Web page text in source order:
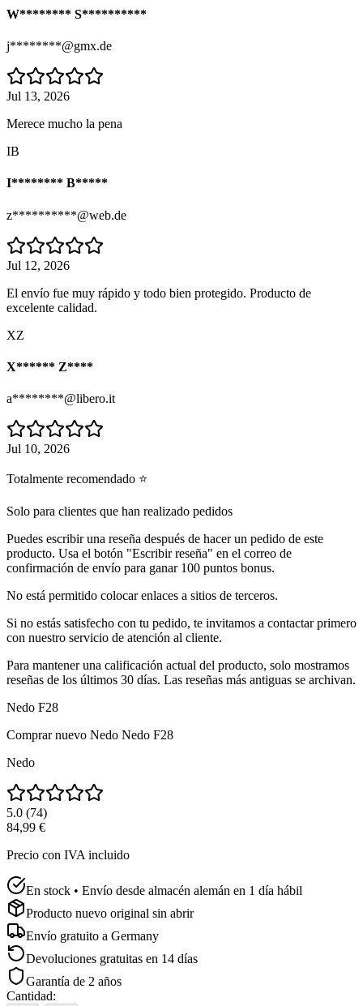
W******** S**********
j********@gmx.de
Jul 13, 2026
Merece mucho la pena
IB
I******** B*****
z**********@web.de
Jul 12, 2026
El envío fue muy rápido y todo bien protegido. Producto de
excelente calidad.
XZ
X****** Z****
a********@libero.it
Jul 10, 2026
Totalmente recomendado ⭐
Solo para clientes que han realizado pedidos
Puedes escribir una reseña después de hacer un pedido de este
producto. Usa el botón "Escribir reseña" en el correo de
confirmación de envío para ganar 100 puntos bonus.
No está permitido colocar enlaces a sitios de terceros.
Si no estás satisfecho con tu pedido, te invitamos a contactar primero
con nuestro servicio de atención al cliente.
Para mantener una calificación actual del producto, solo mostramos
reseñas de los últimos 30 días. Las reseñas más antiguas se archivan.
Nedo F28
Comprar nuevo Nedo Nedo F28
Nedo
5.0 (74)
84,99 €
Precio con IVA incluido
En stock • Envío desde almacén alemán en 1 día hábil
Producto nuevo original sin abrir
Envío gratuito a Germany
Devoluciones gratuitas en 14 días
Garantía de 2 años
Cantidad: